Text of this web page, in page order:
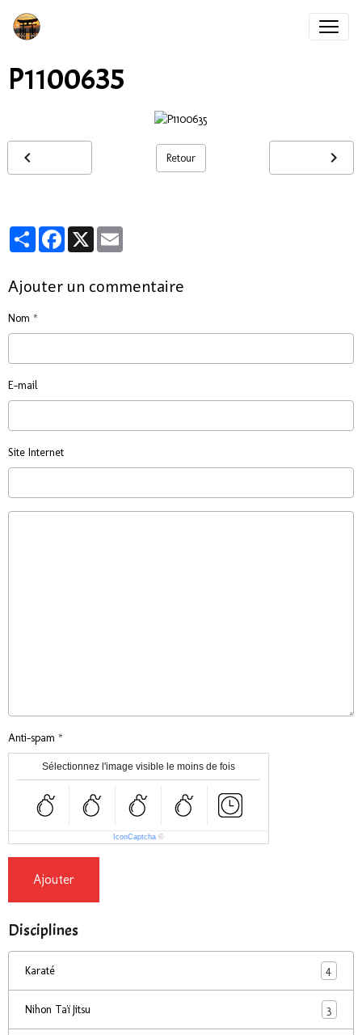
P1100635
Retour
PartagerFacebook
X
Ajouter un commentaire
Nom
E-mail
Site Internet
Anti-spam
Sélectionnez l'image visible le moins de fois
IconCaptcha ©
Ajouter
Disciplines
Karaté 4
Nihon Taï Jitsu 3